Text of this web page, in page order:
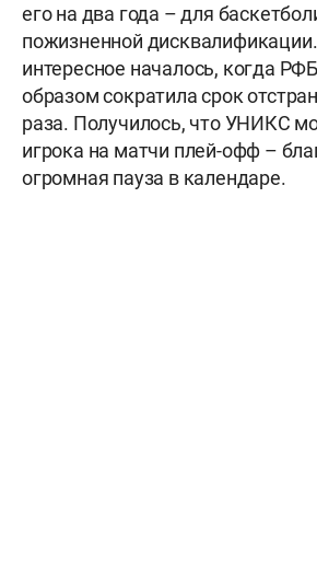
его на два года – для
пожизненной
интересное началось, когда
образом сократила срок
раза. Получилось, что УНИКС
игрока на матчи плей-офф –
огромная пауза в календаре.